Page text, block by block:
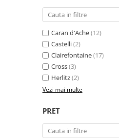
Hammered Sterling Silver
Porsche Design
Princ Leather
Standardgraph
Seturi Pro Gear Sailor
Seturi Caran d'Ache
Seturi Leman
Seturi Ecridor
Seturi Cross
Seturi Cross Bailey Light
Seturi Cross ATX
Seturi Cross Calais
Seturi Sheaffer
Caran d'Ache(12)
Castelli(2)
Clairefontaine(17)
Cross(3)
Herlitz(2)
Vezi mai multe
PRET